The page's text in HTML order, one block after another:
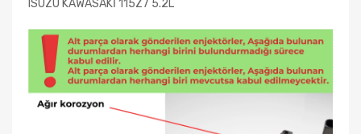
ISUZU KAWASAKİ 115Z7 5.2L